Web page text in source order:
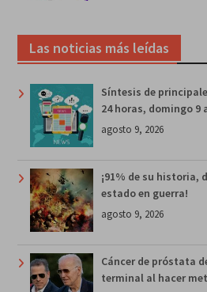
Las noticias más leídas
Síntesis de
24 horas, domingo 9
agosto 9, 2026
¡91% de su historia,
estado en guerra!
agosto 9, 2026
Cáncer de próstata
terminal al hacer